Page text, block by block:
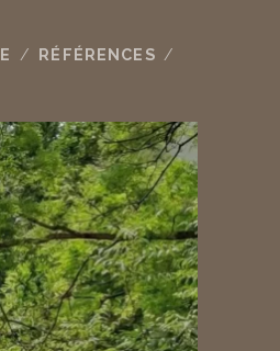
RÉFÉRENCES